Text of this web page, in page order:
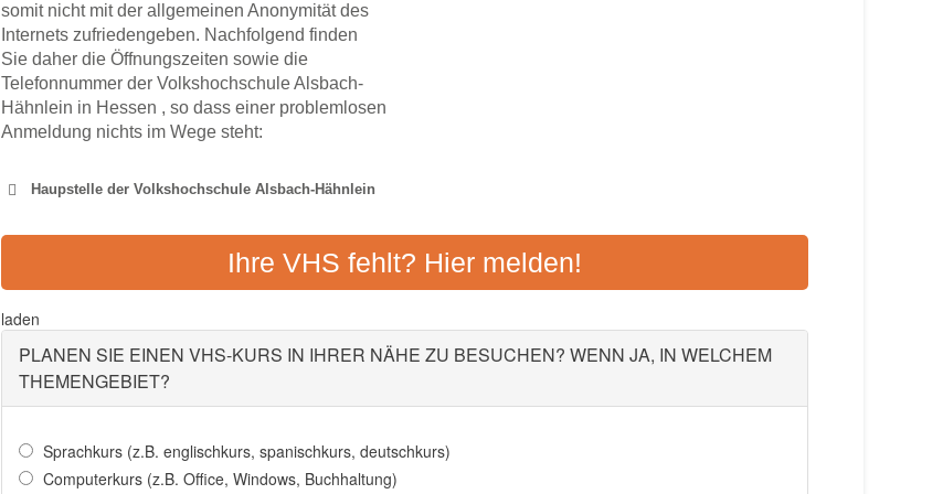
somit nicht mit der allgemeinen Anonymität des
Internets zufriedengeben. Nachfolgend finden
Sie daher die Öffnungszeiten sowie die
Telefonnummer der Volkshochschule Alsbach-
Hähnlein in Hessen , so dass einer problemlosen
Anmeldung nichts im Wege steht:
Haupstelle der Volkshochschule Alsbach-Hähnlein
VOLKSHOCHSCHULE DARMSTADT-DIEBURG
Adresse: Albinistraße 23, 64807 Dieburg
Ihre VHS fehlt? Hier melden!
laden
PLANEN SIE EINEN VHS-KURS IN IHRER NÄHE ZU BESUCHEN? WENN JA, IN WELCHEM
THEMENGEBIET?
Sprachkurs (z.B. englischkurs, spanischkurs, deutschkurs)
Computerkurs (z.B. Office, Windows, Buchhaltung)